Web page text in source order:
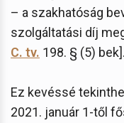
– a szakhatóság
szolgáltatási díj
C. tv. 198. § (5) bek].
Ez kevéssé
2021. január 1-től